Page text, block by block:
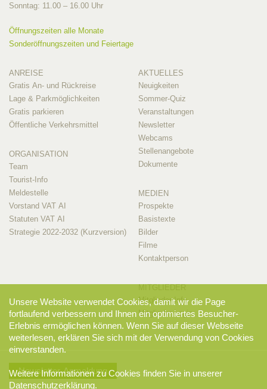
Sonntag: 11.00 – 16.00 Uhr
Öffnungszeiten alle Monate
Sonderöffnungszeiten und Feiertage
ANREISE
Gratis An- und Rückreise
Lage & Parkmöglichkeiten
Gratis parkieren
Öffentliche Verkehrsmittel
ORGANISATION
Team
Tourist-Info
Meldestelle
Vorstand VAT AI
Statuten VAT AI
Strategie 2022-2032 (Kurzversion)
AKTUELLES
Neuigkeiten
Sommer-Quiz
Veranstaltungen
Newsletter
Webcams
Stellenangebote
Dokumente
MEDIEN
Prospekte
Basistexte
Bilder
Filme
Kontaktperson
Mitglieder-Info
Mitglieder-Login
Newsletter-Anmeldung
Unsere Website verwendet Cookies, damit wir die Page
fortlaufend verbessern und Ihnen ein optimiertes Besucher-
Erlebnis ermöglichen können. Wenn Sie auf dieser Webseite
weiterlesen, erklären Sie sich mit der Verwendung von Cookies
einverstanden.
Weitere Informationen zu Cookies finden Sie in unserer
Datenschutzerklärung.